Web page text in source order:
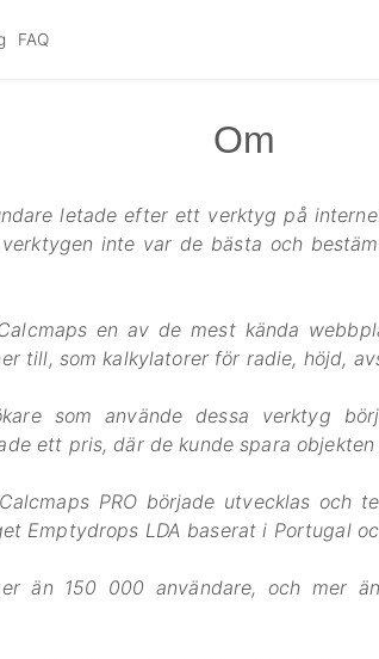
FAQ
Om
letade efter ett verktyg på
inte var de bästa och
en av de mest kända
till, som kalkylatorer för radie, höjd,
som använde dessa verktyg
ett pris, där de kunde spara
PRO började utvecklas och
Emptydrops LDA baserat i Portugal
än 150 000 användare, och mer